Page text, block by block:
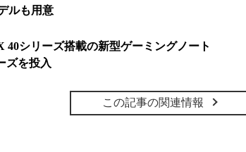
ルも用意
40シリーズ搭載の新型ゲーミングノート
ズを投入
この記事の関連情報